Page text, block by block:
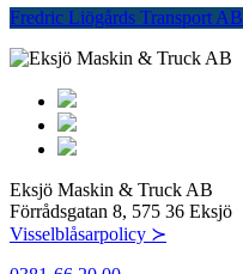
Fredric Liögårds Transport AB
Eksjö Maskin & Truck AB
Förrådsgatan 8, 575 36 Eksjö
Visselblåsarpolicy ≻